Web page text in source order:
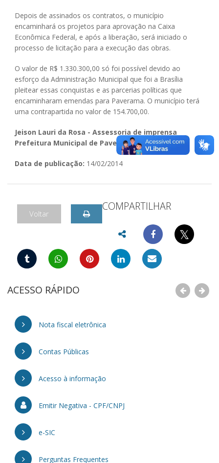
Depois de assinados os contratos, o município
encaminhará os projetos para aprovação na Caixa
Econômica Federal, e após a liberação, será iniciado o
processo de licitação para a execução das obras.
O valor de R$ 1.330.300,00 só foi possível devido ao
esforço da Administração Municipal que foi a Brasília
pleitear essas conquistas e as parcerias políticas que
encaminharam emendas para Paverama. O município terá
uma contrapartida no valor de 154.700,00.
Jeison Lauri da Rosa - Assessoria de imprensa
Prefeitura Municipal de Paverama
Data de publicação: 14/02/2014
Voltar
COMPARTILHAR
𝕏
ACESSO RÁPIDO
Nota fiscal eletrônica
Contas Públicas
Acesso à informação
Emitir Negativa - CPF/CNPJ
e-SIC
Perguntas Frequentes